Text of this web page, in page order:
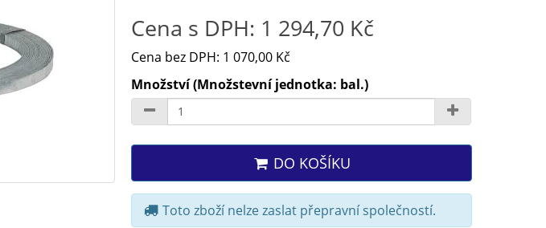
Cena s DPH: 1 294,70 Kč
Cena bez DPH: 1 070,00 Kč
Množství (Množstevní jednotka: bal.)
DO KOŠÍKU
Toto zboží nelze zaslat přepravní společností.